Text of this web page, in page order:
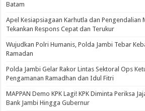
Batam
Apel Kesiapsiagaan Karhutla dan Pengendalian
Tekankan Respons Cepat dan Terukur
Wujudkan Polri Humanis, Polda Jambi Tebar
Ramadan
Polda Jambi Gelar Rakor Lintas Sektoral Ops
Pengamanan Ramadhan dan Idul Fitri
‎MAPPAN Demo KPK Lagi! KPK Diminta Periksa
Bank Jambi Hingga Gubernur ‎